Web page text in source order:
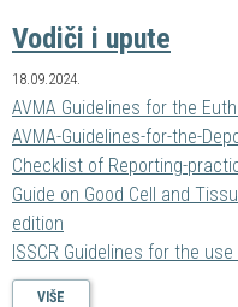
Vodiči i upute
18.09.2024.
AVMA Guidelines for the
AVMA-Guidelines-for-the-
Checklist of Reporting-
Guide on Good Cell and
edition
ISSCR Guidelines for the
VIŠE